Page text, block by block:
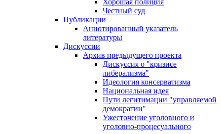
Хорошая полиция
Честный суд
Публикации
Аннотированный указатель
литературы
Дискуссии
Архив предыдущего проекта
Дискуссия о "кризисе
либерализма"
Идеология консерватизма
Национальная идея
Пути легитимации "управляемой
демократии"
Ужесточение уголовного и
уголовно-процесуального